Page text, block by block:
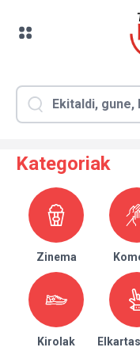
Kategoriak
Zinema
Kirolak